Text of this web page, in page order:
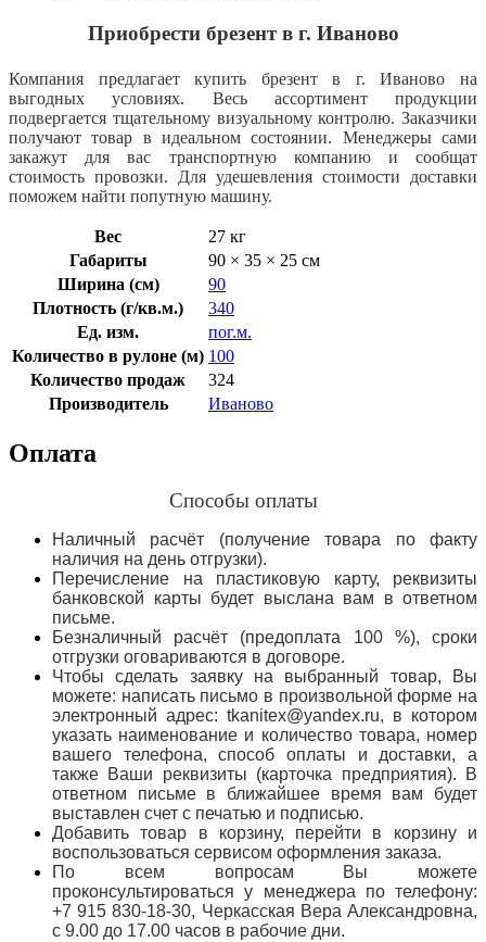
Приобрести брезент в г. Иваново
Компания предлагает купить брезент в г. Иваново на
выгодных условиях. Весь ассортимент продукции
подвергается тщательному визуальному контролю. Заказчики
получают товар в идеальном состоянии. Менеджеры сами
закажут для вас транспортную компанию и сообщат
стоимость провозки. Для удешевления стоимости доставки
поможем найти попутную машину.
Вес
27 кг
Габариты
90 × 35 × 25 см
Ширина (см)
90
Плотность (г/кв.м.)
340
Ед. изм.
пог.м.
Количество в рулоне (м) 100
Количество продаж
324
Производитель
Иваново
Оплата
Способы оплаты
Наличный расчёт (получение товара по факту
наличия на день отгрузки).
Перечисление на пластиковую карту, реквизиты
банковской карты будет выслана вам в ответном
письме.
Безналичный расчёт (предоплата 100 %), сроки
отгрузки оговариваются в договоре.
Чтобы сделать заявку на выбранный товар, Вы
можете: написать письмо в произвольной форме на
электронный адрес: tkanitex@yandex.ru, в котором
указать наименование и количество товара, номер
вашего телефона, способ оплаты и доставки, а
также Ваши реквизиты (карточка предприятия). В
ответном письме в ближайшее время вам будет
выставлен счет с печатью и подписью.
Добавить товар в корзину, перейти в корзину и
воспользоваться сервисом оформления заказа.
По всем вопросам Вы можете
проконсультироваться у менеджера по телефону:
+7 915 830-18-30, Черкасская Вера Александровна,
с 9.00 до 17.00 часов в рабочие дни.